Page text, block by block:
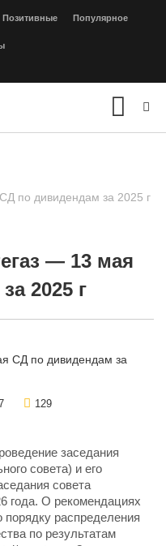
Позитивные Популярное
по дивидендам за 2025 г
— 13 мая
2025 г
129
заседания
совета) и его
совета
года. О рекомендациях
распределения
по результатам